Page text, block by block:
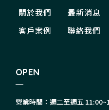
關於我們 最新消息
客戶案例
聯絡我們
OPEN
營業時間：週二至週五